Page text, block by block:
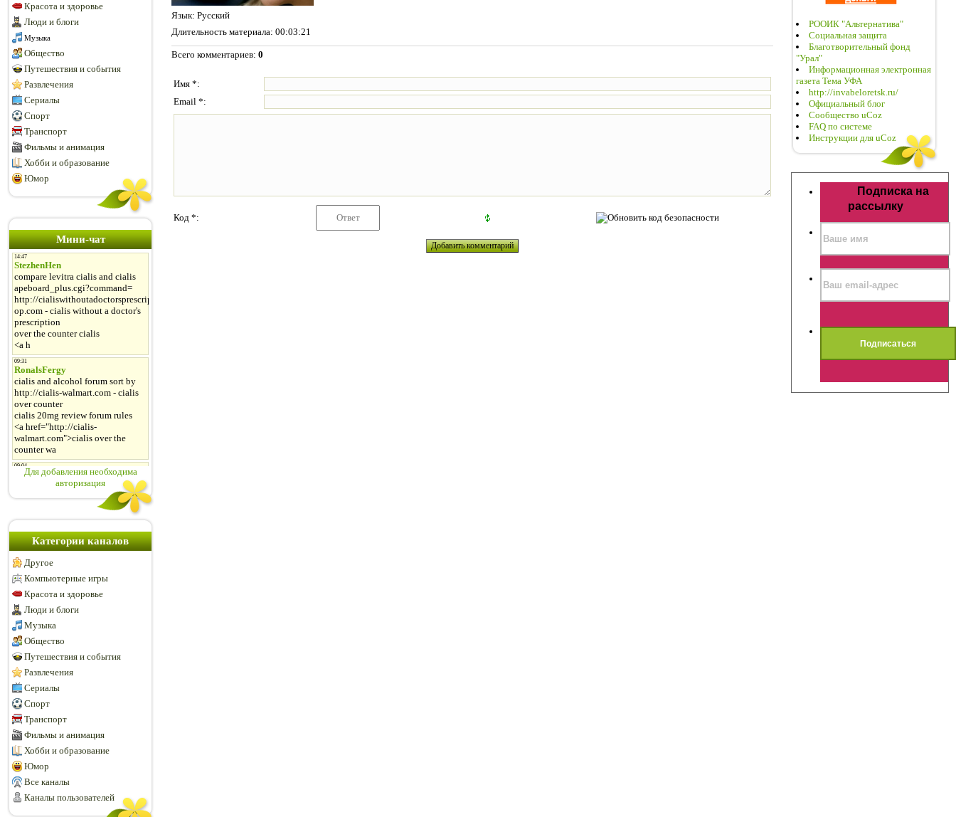
Красота и здоровье
Люди и блоги
Музыка
Общество
Путешествия и события
Развлечения
Сериалы
Спорт
Транспорт
Фильмы и анимация
Хобби и образование
Юмор
Мини-чат
Для добавления необходима
авторизация
Категории каналов
Другое
Компьютерные игры
Красота и здоровье
Люди и блоги
Музыка
Общество
Путешествия и события
Развлечения
Сериалы
Спорт
Транспорт
Фильмы и анимация
Хобби и образование
Юмор
Все каналы
Каналы пользователей
Язык: Русский
Длительность материала: 00:03:21
Всего комментариев: 0
Имя *:
Email *:
Код *:
РООИК "Альтернатива"
Социальная защита
Благотворительный фонд
"Урал"
Информационная электронная
газета Тема УФА
http://invabeloretsk.ru/
Официальный блог
Сообщество uCoz
FAQ по системе
Инструкции для uCoz
Подписка на
рассылку